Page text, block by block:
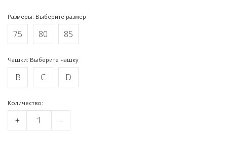
Размеры: Выберите размер
75 80 85
Чашки: Выберите чашку
B C D
Kоличество:
+ -